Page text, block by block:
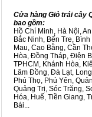
Cửa hàng Giỏ trái cây
bao gồm:
Hồ Chí Minh, Hà Nội,
Bắc Ninh, Bến Tre,
Mau, Cao Bằng, Cần
Hòa, Đồng Tháp, Điện
TPHCM, Khánh Hòa,
Lâm Đồng, Đà Lạt,
Phú Thọ, Phú Yên,
Quảng Trị, Sóc Trăng,
Hóa, Huế, Tiền Giang,
Bái...